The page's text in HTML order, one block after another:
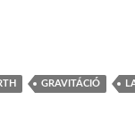
GRAVITÁCIÓ